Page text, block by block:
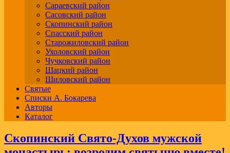
Сараевский район
Сасовский район
Скопинский район
Спасский район
Старожиловский район
Ухоловский район
Чучковский район
Шацкий район
Шиловский район
Святые
Списки А. Бокарева
Авторы
Каталог
Скопинский Свято-Духов мужской